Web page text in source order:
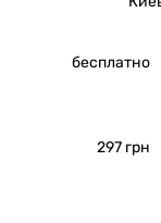
бесплатно
297 грн